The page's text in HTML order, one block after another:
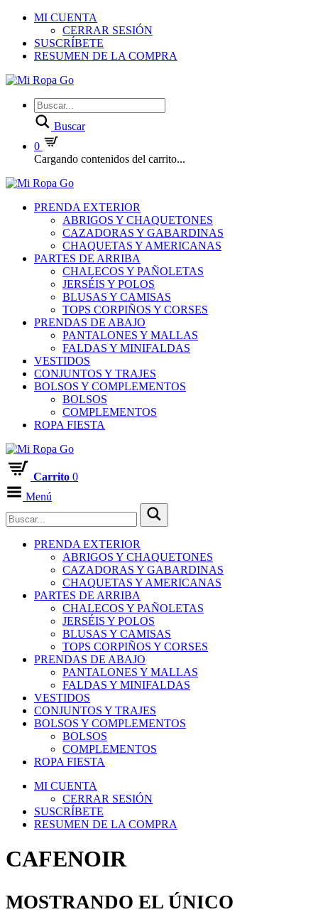
MI CUENTA
CERRAR SESIÓN
SUSCRÍBETE
RESUMEN DE LA COMPRA
Buscar
0
Cargando contenidos del carrito...
PRENDA EXTERIOR
ABRIGOS Y CHAQUETONES
CAZADORAS Y GABARDINAS
CHAQUETAS Y AMERICANAS
PARTES DE ARRIBA
CHALECOS Y PAÑOLETAS
JERSÉIS Y POLOS
BLUSAS Y CAMISAS
TOPS CORPIÑOS Y CORSES
PRENDAS DE ABAJO
PANTALONES Y MALLAS
FALDAS Y MINIFALDAS
VESTIDOS
CONJUNTOS Y TRAJES
BOLSOS Y COMPLEMENTOS
BOLSOS
COMPLEMENTOS
ROPA FIESTA
Carrito 0
Menú
PRENDA EXTERIOR
ABRIGOS Y CHAQUETONES
CAZADORAS Y GABARDINAS
CHAQUETAS Y AMERICANAS
PARTES DE ARRIBA
CHALECOS Y PAÑOLETAS
JERSÉIS Y POLOS
BLUSAS Y CAMISAS
TOPS CORPIÑOS Y CORSES
PRENDAS DE ABAJO
PANTALONES Y MALLAS
FALDAS Y MINIFALDAS
VESTIDOS
CONJUNTOS Y TRAJES
BOLSOS Y COMPLEMENTOS
BOLSOS
COMPLEMENTOS
ROPA FIESTA
MI CUENTA
CERRAR SESIÓN
SUSCRÍBETE
RESUMEN DE LA COMPRA
CAFENOIR
MOSTRANDO EL ÚNICO